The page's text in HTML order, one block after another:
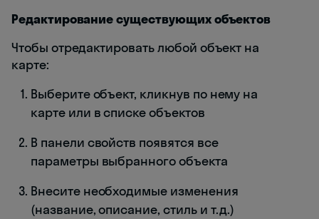
Редактирование существующих объектов
Чтобы отредактировать любой объект на
карте:
Выберите объект, кликнув по нему на
карте или в списке объектов
В панели свойств появятся все
параметры выбранного объекта
Внесите необходимые изменения
(название, описание, стиль и т.д.)